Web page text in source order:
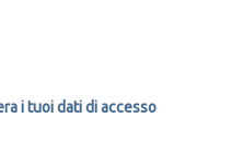
i tuoi dati di accesso